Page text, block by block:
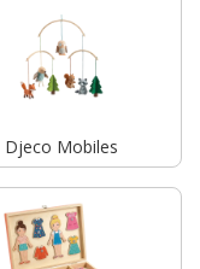
Djeco Mobiles